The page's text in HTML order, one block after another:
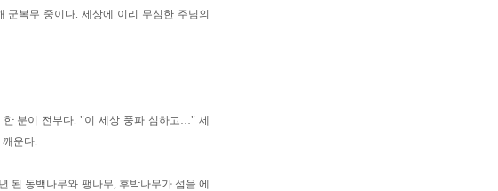
군복무 중이다. 세상에 이리 무심한 주님의
분이 전부다. "이 세상 풍파 심하고…" 세
운다.
된 동백나무와 팽나무, 후박나무가 섬을 에